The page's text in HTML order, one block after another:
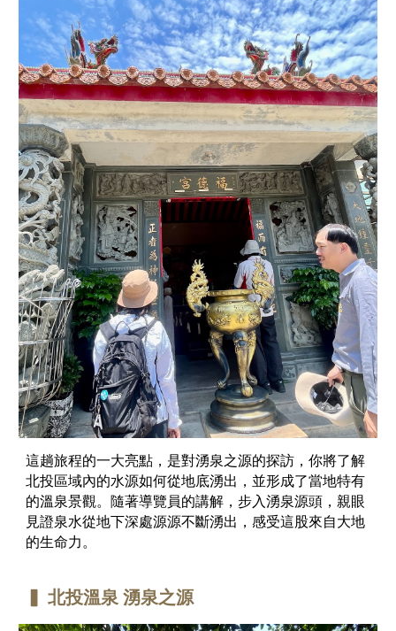
這趟旅程的一大亮點，是對湧泉之源的探訪，你將了解
北投區域內的水源如何從地底湧出，並形成了當地特有
的溫泉景觀。隨著導覽員的講解，步入湧泉源頭，親眼
見證泉水從地下深處源源不斷湧出，感受這股來自大地
的生命力。
▍ 北投溫泉湧泉之源